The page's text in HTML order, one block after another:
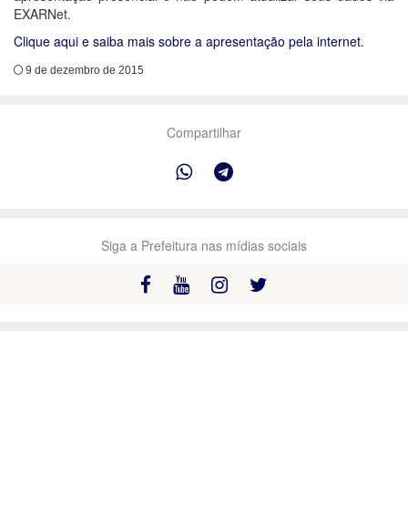
EXARNet.
Clique aqui e saiba mais sobre a apresentação pela internet.
9 de dezembro de 2015
Compartilhar
Siga a Prefeitura nas mídias sociais